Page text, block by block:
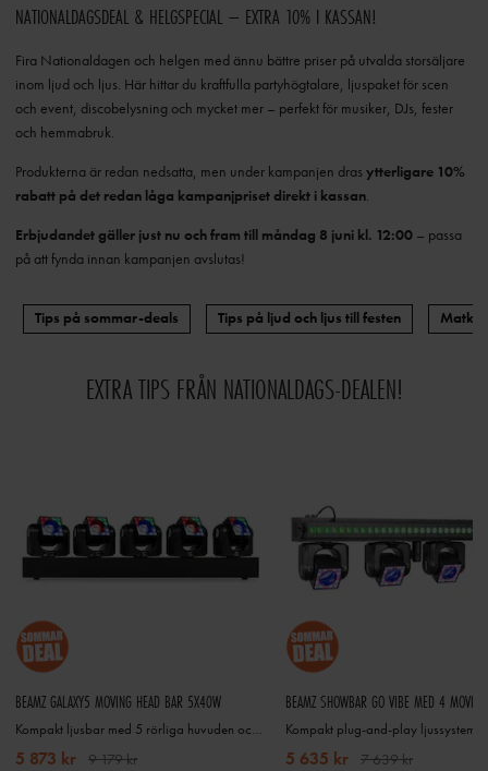
NATIONALDAGSDEAL & HELGSPECIAL – EXTRA 10% I KASSAN!
Fira Nationaldagen och helgen med ännu bättre priser på utvalda storsäljare
inom ljud och ljus. Här hittar du kraftfulla partyhögtalare, ljuspaket för scen
och event, discobelysning och mycket mer – perfekt för musiker, DJs, fester
och hemmabruk.
Produkterna är redan nedsatta, men under kampanjen drasytterligare 10%
rabatt på det redan låga kampanjpriset direkt i kassan.
Erbjudandet gäller just nu och fram till måndag 8 juni kl. 12:00 – passa
på att fynda innan kampanjen avslutas!
Tips på sommar-deals Tips på ljud och ljus till festen
EXTRA TIPS FRÅN NATIONALDAGS-DEALEN!
BEAMZ GALAXY5 MOVING HEAD BAR 5X40W
Kompakt ljusbar med 5 rörliga huvuden och pixelring
5 873 kr 9 179 kr 5 635 kr 7 639 kr